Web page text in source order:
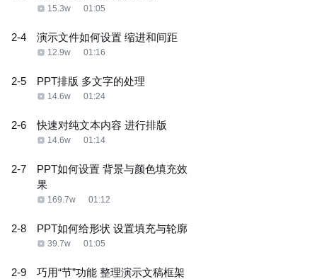
15.3w 01:05
2-4 演示文件如何设置 缩进和间距
12.9w 01:16
2-5 PPT排版 多文字的处理
14.6w 01:24
2-6 快速对纯文本内容 进行排版
14.6w 01:14
2-7
PPT如何设置 背景与颜色填充效
果
169.7w 01:12
2-8 PPT如何给形状 设置填充与轮廓
39.7w 01:05
2-9 巧用“节”功能 整理演示文稿框架